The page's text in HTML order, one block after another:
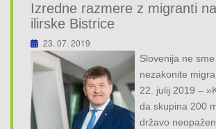
Izredne razmere z migranti
ilirske Bistrice
23. 07. 2019
Slovenija ne
nezakonite
22. julij 2019 –
da skupina 200
državo